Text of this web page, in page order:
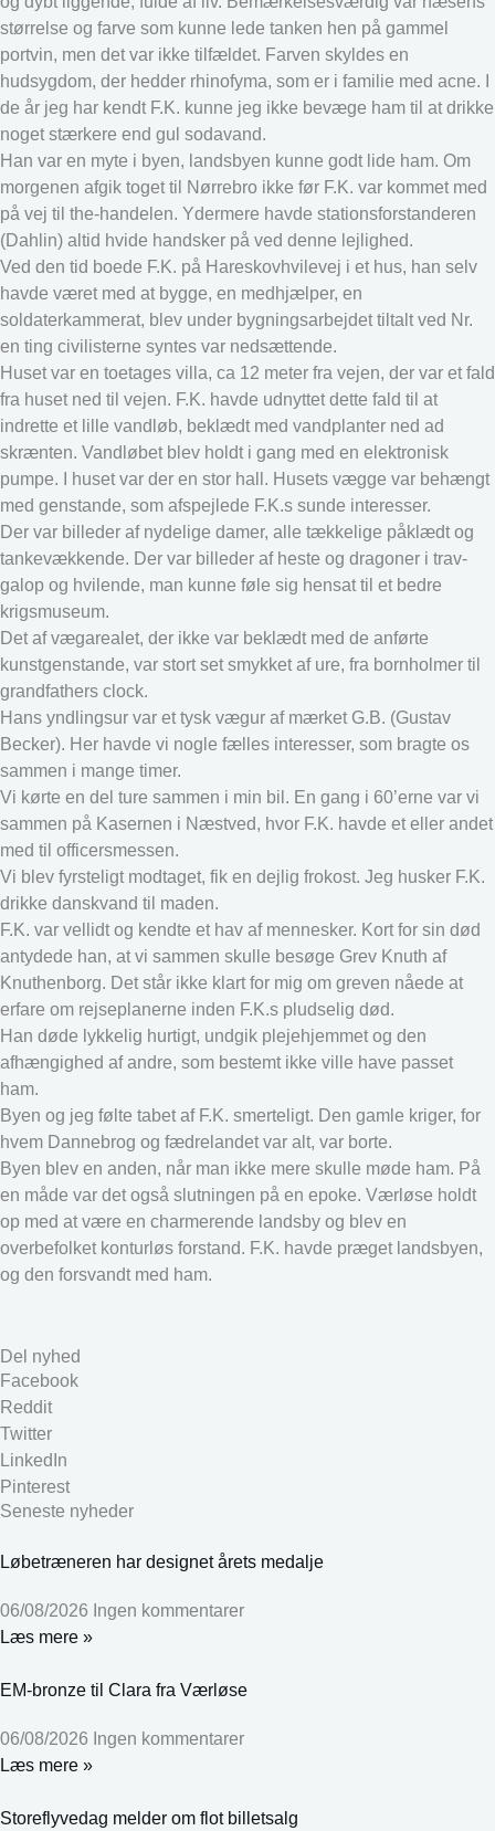
størrelse og farve som kunne lede tanken hen på gammel
portvin, men det var ikke tilfældet. Farven skyldes en
hudsygdom, der hedder rhinofyma, som er i familie med acne. I
de år jeg har kendt F.K. kunne jeg ikke bevæge ham til at drikke
noget stærkere end gul sodavand.
Han var en myte i byen, landsbyen kunne godt lide ham. Om
morgenen afgik toget til Nørrebro ikke før F.K. var kommet med
på vej til the-handelen. Ydermere havde stationsforstanderen
(Dahlin) altid hvide handsker på ved denne lejlighed.
Ved den tid boede F.K. på Hareskovhvilevej i et hus, han selv
havde været med at bygge, en medhjælper, en
soldaterkammerat, blev under bygningsarbejdet tiltalt ved Nr.
en ting civilisterne syntes var nedsættende.
Huset var en toetages villa, ca 12 meter fra vejen, der var et fald
fra huset ned til vejen. F.K. havde udnyttet dette fald til at
indrette et lille vandløb, beklædt med vandplanter ned ad
skrænten. Vandløbet blev holdt i gang med en elektronisk
pumpe. I huset var der en stor hall. Husets vægge var behængt
med genstande, som afspejlede F.K.s sunde interesser.
Der var billeder af nydelige damer, alle tækkelige påklædt og
tankevækkende. Der var billeder af heste og dragoner i trav-
galop og hvilende, man kunne føle sig hensat til et bedre
krigsmuseum.
Det af vægarealet, der ikke var beklædt med de anførte
kunstgenstande, var stort set smykket af ure, fra bornholmer til
grandfathers clock.
Hans yndlingsur var et tysk vægur af mærket G.B. (Gustav
Becker). Her havde vi nogle fælles interesser, som bragte os
sammen i mange timer.
Vi kørte en del ture sammen i min bil. En gang i 60’erne var vi
sammen på Kasernen i Næstved, hvor F.K. havde et eller andet
med til officersmessen.
Vi blev fyrsteligt modtaget, fik en dejlig frokost. Jeg husker F.K.
drikke danskvand til maden.
F.K. var vellidt og kendte et hav af mennesker. Kort for sin død
antydede han, at vi sammen skulle besøge Grev Knuth af
Knuthenborg. Det står ikke klart for mig om greven nåede at
erfare om rejseplanerne inden F.K.s pludselig død.
Han døde lykkelig hurtigt, undgik plejehjemmet og den
afhængighed af andre, som bestemt ikke ville have passet
ham.
Byen og jeg følte tabet af F.K. smerteligt. Den gamle kriger, for
hvem Dannebrog og fædrelandet var alt, var borte.
Byen blev en anden, når man ikke mere skulle møde ham. På
en måde var det også slutningen på en epoke. Værløse holdt
op med at være en charmerende landsby og blev en
overbefolket konturløs forstand. F.K. havde præget landsbyen,
og den forsvandt med ham.
Del nyhed
Facebook
Reddit
Twitter
LinkedIn
Pinterest
Seneste nyheder
Løbetræneren har designet årets medalje
06/08/2026 Ingen kommentarer
Læs mere »
EM-bronze til Clara fra Værløse
06/08/2026 Ingen kommentarer
Læs mere »
Storeflyvedag melder om flot billetsalg